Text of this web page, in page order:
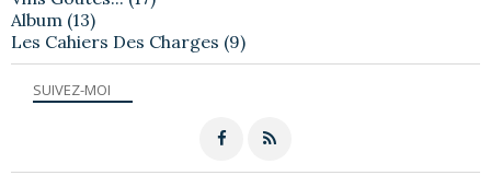
SUIVEZ-MOI
Album (13)
Les Cahiers Des Charges (9)